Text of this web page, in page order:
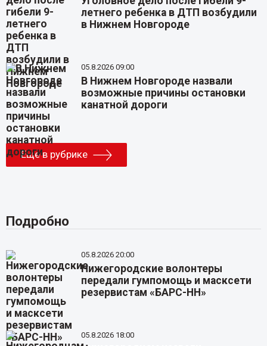
летнего ребенка в ДТП возбудили
в Нижнем Новгороде
05.8.2026 09:00
В Нижнем Новгороде назвали
возможные причины остановки
канатной дороги
Еще в рубрике
Подробно
05.8.2026 20:00
Нижегородские волонтеры
передали гумпомощь и масксети
резервистам «БАРС-НН»
05.8.2026 18:00